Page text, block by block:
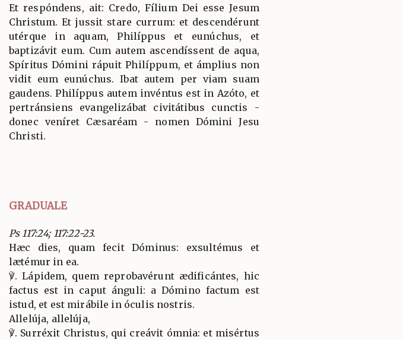
Et respóndens, ait: Credo, Fílium Dei esse Jesum
Christum. Et jussit stare currum: et descendérunt
utérque in aquam, Philíppus et eunúchus, et
baptizávit eum. Cum autem ascendíssent de aqua,
Spíritus Dómini rápuit Philíppum, et ámplius non
vidit eum eunúchus. Ibat autem per viam suam
gaudens. Philíppus autem invéntus est in Azóto, et
pertránsiens evangelizábat civitátibus cunctis -
donec veníret Cæsaréam - nomen Dómini Jesu
Christi.
GRADUALE
Ps 117:24; 117:22-23.
Hæc dies, quam fecit Dóminus: exsultémus et
lætémur in ea.
℣. Lápidem, quem reprobavérunt ædificántes, hic
factus est in caput ánguli: a Dómino factum est
istud, et est mirábile in óculis nostris.
Allelúja, allelúja,
℣. Surréxit Christus, qui creávit ómnia: et misértus